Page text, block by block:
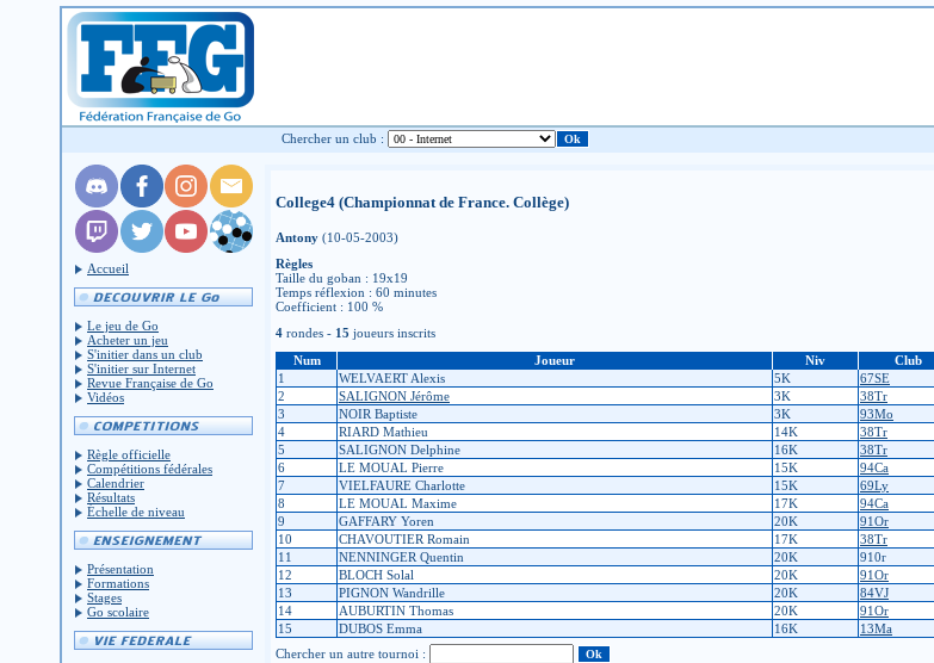
Chercher un club :
Accueil
Le jeu de Go
Acheter un jeu
S'initier dans un club
S'initier sur Internet
Revue Française de Go
Vidéos
Règle officielle
Compétitions fédérales
Calendrier
Résultats
Échelle de niveau
Présentation
Formations
Stages
Go scolaire
College4 (Championnat de France. Collège)
Antony (10-05-2003)
Règles
Taille du goban : 19x19
Temps réflexion : 60 minutes
Coefficient : 100 %
4 rondes - 15 joueurs inscrits
Num
Joueur Niv Club
1
WELVAERT Alexis 5K 67SE
2
SALIGNON Jérôme 3K 38Tr
3
NOIR Baptiste 3K 93Mo
4
RIARD Mathieu 14K 38Tr
5
SALIGNON Delphine 16K 38Tr
6
LE MOUAL Pierre 15K 94Ca
7
VIELFAURE Charlotte 15K 69Ly
8
LE MOUAL Maxime 17K 94Ca
9
GAFFARY Yoren 20K 91Or
10
CHAVOUTIER Romain 17K 38Tr
11
NENNINGER Quentin 20K 910r
12
BLOCH Solal 20K 91Or
13
PIGNON Wandrille 20K 84VJ
14
AUBURTIN Thomas 20K 91Or
15
DUBOS Emma 16K 13Ma
Chercher un autre tournoi :